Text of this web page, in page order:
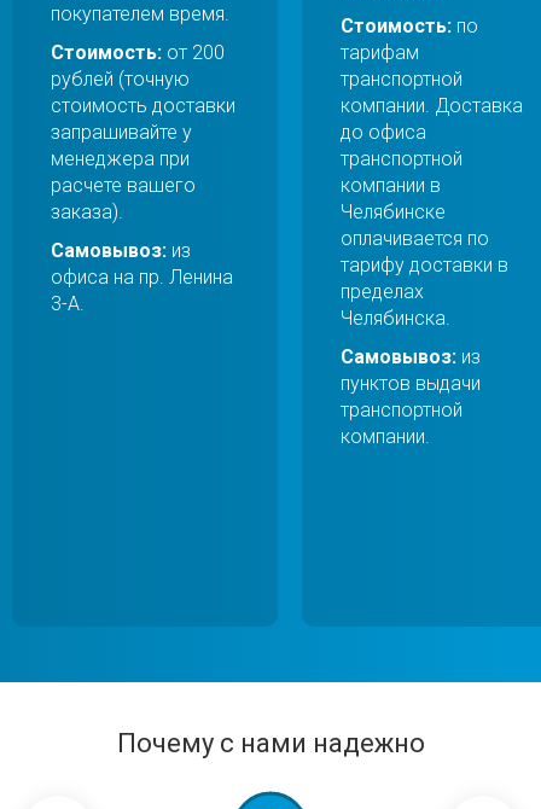
покупателем время.
Стоимость: от 200
рублей (точную
стоимость доставки
запрашивайте у
менеджера при
расчете вашего
заказа).
Самовывоз: из
офиса на пр. Ленина
3-А.
Стоимость: по
тарифам
транспортной
компании. Доставка
до офиса
транспортной
компании в
Челябинске
оплачивается по
тарифу доставки в
пределах
Челябинска.
Самовывоз: из
пунктов выдачи
транспортной
компании.
Почему с нами надежно